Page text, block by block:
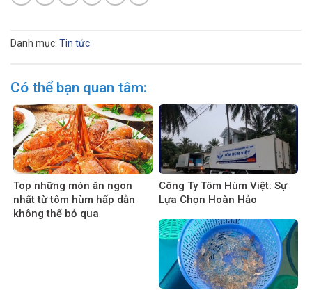
Danh mục: Tin tức
Có thể bạn quan tâm:
Top những món ăn ngon
nhất từ tôm hùm hấp dẫn
không thể bỏ qua
Công Ty Tôm Hùm Việt: Sự
Lựa Chọn Hoàn Hảo